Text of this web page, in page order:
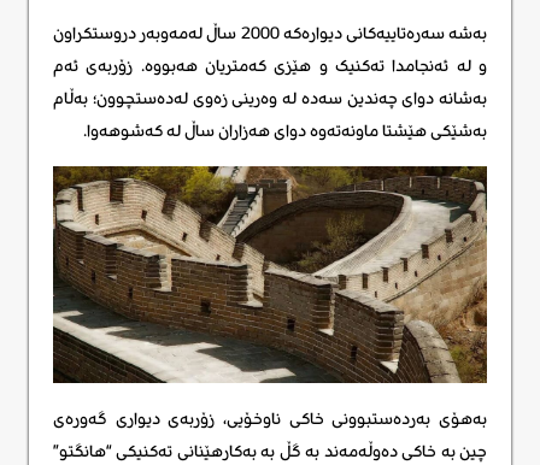
بەشە سەرەتاییەکانی دیوارەکە 2000 ساڵ لەمەوبەر دروستکراون
و لە ئەنجامدا تەکنیک و هێزی کەمتریان هەبووە. زۆربەی ئەم
بەشانە دوای چەندین سەدە لە وەرینی زەوی لەدەستچوون؛ بەڵام
بەشێکی هێشتا ماونەتەوە دوای هەزاران ساڵ لە کەشوهەوا.
بەهۆی بەردەستبوونی خاکی ناوخۆیی، زۆربەی دیواری گەورەی
چین بە خاکی دەوڵەمەند بە گڵ بە بەکارهێنانی تەکنیکی “هانگتو”